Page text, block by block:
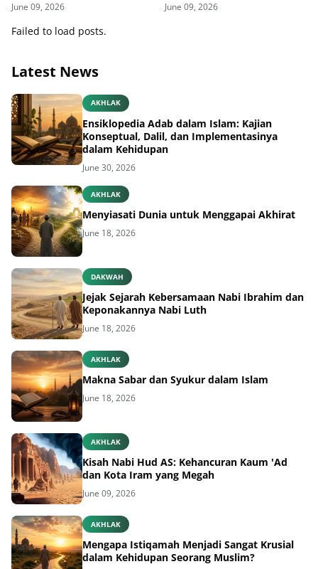
June 09, 2026 June 09, 2026
Failed to load posts.
Latest News
AKHLAK
Ensiklopedia Adab dalam Islam: Kajian
Konseptual, Dalil, dan Implementasinya
dalam Kehidupan
June 30, 2026
AKHLAK
Menyiasati Dunia untuk Menggapai Akhirat
June 18, 2026
DAKWAH
Jejak Sejarah Kebersamaan Nabi Ibrahim dan
Keponakannya Nabi Luth
June 18, 2026
AKHLAK
Makna Sabar dan Syukur dalam Islam
June 18, 2026
AKHLAK
Kisah Nabi Hud AS: Kehancuran Kaum 'Ad
dan Kota Iram yang Megah
June 09, 2026
AKHLAK
Mengapa Istiqamah Menjadi Sangat Krusial
dalam Kehidupan Seorang Muslim?